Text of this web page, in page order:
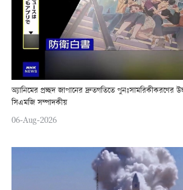
অ্যানিমের প্রচ্ছদ জাপানের দ্রুতগতিতে পুনঃসামরিকীকরণের
সিএমজি সম্পাদকীয়
06-Aug-2026